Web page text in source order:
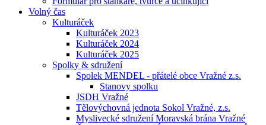
Volný čas
Kulturáček
Kulturáček 2023
Kulturáček 2024
Kulturáček 2025
Spolky & sdružení
Spolek MENDEL - přátelé obce Vražné z.s.
Stanovy spolku
JSDH Vražné
Tělovýchovná jednota Sokol Vražné, z.s.
Myslivecké sdružení Moravská brána Vražné